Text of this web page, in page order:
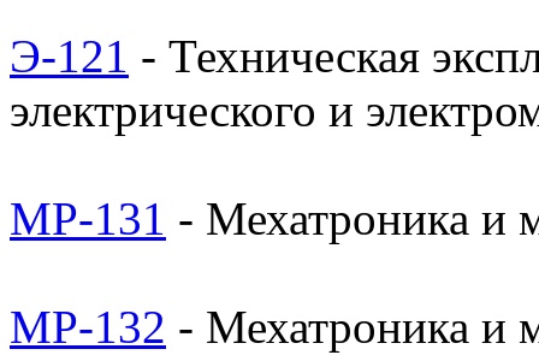
Э-121 - Техническая
электрического и
МР-131 - Мехатроника и
МР-132 - Мехатроника и